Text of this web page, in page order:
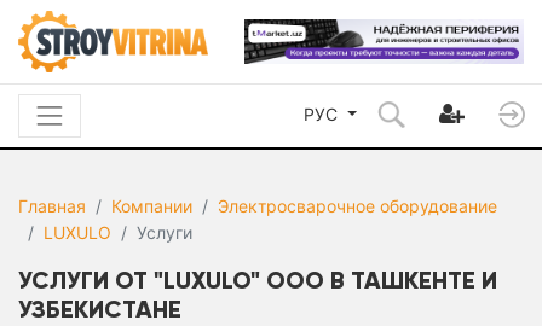
РУС
Главная Компании
Электросварочное оборудование
LUXULO
Услуги
УСЛУГИ ОТ "LUXULO" ООО В ТАШКЕНТЕ И
УЗБЕКИСТАНЕ